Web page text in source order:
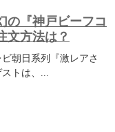
の『神戸ビーフコ
文方法は？
朝日系列『激レアさ
トは、...